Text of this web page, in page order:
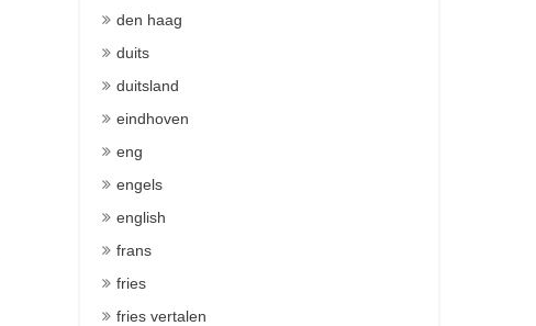
den haag
duits
duitsland
eindhoven
eng
engels
english
frans
fries
fries vertalen